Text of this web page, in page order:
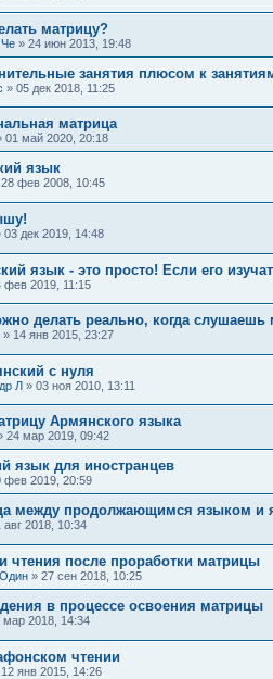
матрицу?
Че » 24 июн 2013, 19:48
занятия плюсом к
» 05 дек 2018, 11:25
матрица
01 май 2020, 20:18
язык
28 фев 2008, 10:45
03 дек 2019, 14:48
язык - это просто! Если его
фев 2019, 11:15
делать реально, когда слушаешь
» 14 янв 2015, 23:27
с нуля
Л » 03 ноя 2010, 13:11
Армянского языка
24 мар 2019, 09:42
язык для иностранцев
фев 2019, 20:59
между продолжающимся языком и
авг 2018, 10:34
чтения после проработки матрицы
» 27 сен 2018, 10:25
в процессе освоения матрицы
мар 2018, 14:34
чтении
12 янв 2015, 14:26